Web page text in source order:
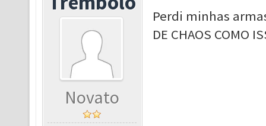
Novato
Perdi minhas
DE CHAOS COMO